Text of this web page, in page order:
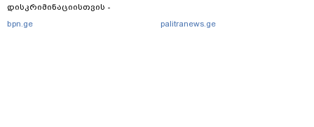
დისკრიმინაციისთვის -
განათლების სისტემა დიდი
bpn.ge palitranews.ge